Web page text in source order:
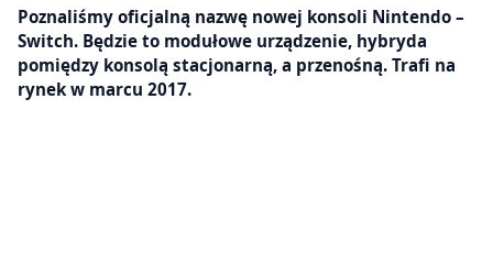
Poznaliśmy oficjalną nazwę nowej konsoli Nintendo –
Switch. Będzie to modułowe urządzenie, hybryda
pomiędzy konsolą stacjonarną, a przenośną. Trafi na
rynek w marcu 2017.